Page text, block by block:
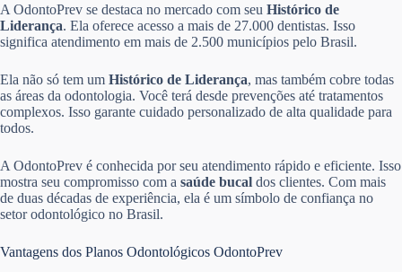
A OdontoPrev se destaca no mercado com seu Histórico de
Liderança. Ela oferece acesso a mais de 27.000 dentistas. Isso
significa atendimento em mais de 2.500 municípios pelo Brasil.
Ela não só tem um Histórico de Liderança, mas também cobre todas
as áreas da odontologia. Você terá desde prevenções até tratamentos
complexos. Isso garante cuidado personalizado de alta qualidade para
todos.
A OdontoPrev é conhecida por seu atendimento rápido e eficiente. Isso
mostra seu compromisso com a saúde bucal dos clientes. Com mais
de duas décadas de experiência, ela é um símbolo de confiança no
setor odontológico no Brasil.
Vantagens dos Planos Odontológicos OdontoPrev